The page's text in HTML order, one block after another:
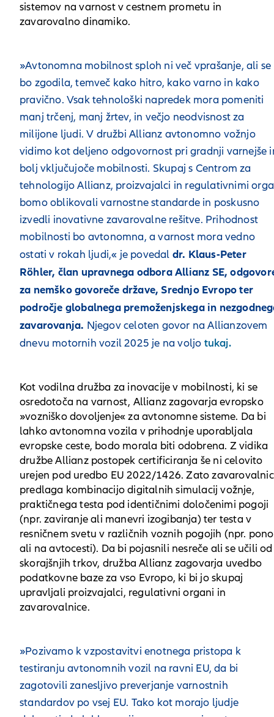
sistemov na varnost v cestnem prometu in
zavarovalno dinamiko.
»Avtonomna mobilnost sploh ni več vprašanje, ali se
bo zgodila, temveč kako hitro, kako varno in kako
pravično. Vsak tehnološki napredek mora pomeniti
manj trčenj, manj žrtev, in večjo neodvisnost za
milijone ljudi. V družbi Allianz avtonomno vožnjo
vidimo kot deljeno odgovornost pri gradnji varnejše
bolj vključujoče mobilnosti. Skupaj s Centrom za
tehnologijo Allianz, proizvajalci in regulativnimi
bomo oblikovali varnostne standarde in poskusno
izvedli inovativne zavarovalne rešitve. Prihodnost
mobilnosti bo avtonomna, a varnost mora vedno
ostati v rokah ljudi,« je povedal dr. Klaus-Peter
Röhler, član upravnega odbora Allianz SE,
za nemško govoreče države, Srednjo Evropo ter
področje globalnega premoženjskega in
zavarovanja. Njegov celoten govor na Allianzovem
dnevu motornih vozil 2025 je na voljo tukaj.
Kot vodilna družba za inovacije v mobilnosti, ki se
osredotoča na varnost, Allianz zagovarja evropsko
»vozniško dovoljenje« za avtonomne sisteme. Da bi
lahko avtonomna vozila v prihodnje uporabljala
evropske ceste, bodo morala biti odobrena. Z vidika
družbe Allianz postopek certificiranja še ni celovito
urejen pod uredbo EU 2022/1426. Zato
predlaga kombinacijo digitalnih simulacij vožnje,
praktičnega testa pod identičnimi določenimi pogoji
(npr. zaviranje ali manevri izogibanja) ter testa v
resničnem svetu v različnih voznih pogojih (npr.
ali na avtocesti). Da bi pojasnili nesreče ali se učili od
skorajšnjih trkov, družba Allianz zagovarja uvedbo
podatkovne baze za vso Evropo, ki bi jo skupaj
upravljali proizvajalci, regulativni organi in
zavarovalnice.
»Pozivamo k vzpostavitvi enotnega pristopa k
testiranju avtonomnih vozil na ravni EU, da bi
zagotovili zanesljivo preverjanje varnostnih
standardov po vsej EU. Tako kot morajo ljudje